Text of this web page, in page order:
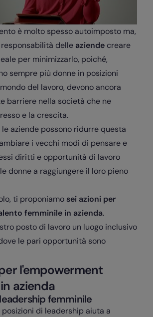
è molto spesso autoimposto ma,
responsabilità delle aziende creare
per minimizzarlo, poiché,
sempre più donne in posizioni
del lavoro, devono ancora
barriere nella società che ne
e la crescita.
aziende possono ridurre questa
i vecchi modi di pensare e
diritti e opportunità di lavoro
donne a raggiungere il loro pieno
ti proponiamo sei azioni per
femminile in azienda.
posto di lavoro un luogo inclusivo
le pari opportunità sono
l'empowerment
azienda
femminile
di leadership aiuta a